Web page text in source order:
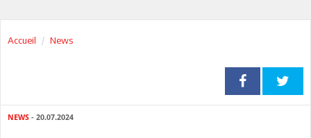
Accueil News
NEWS - 20.07.2024